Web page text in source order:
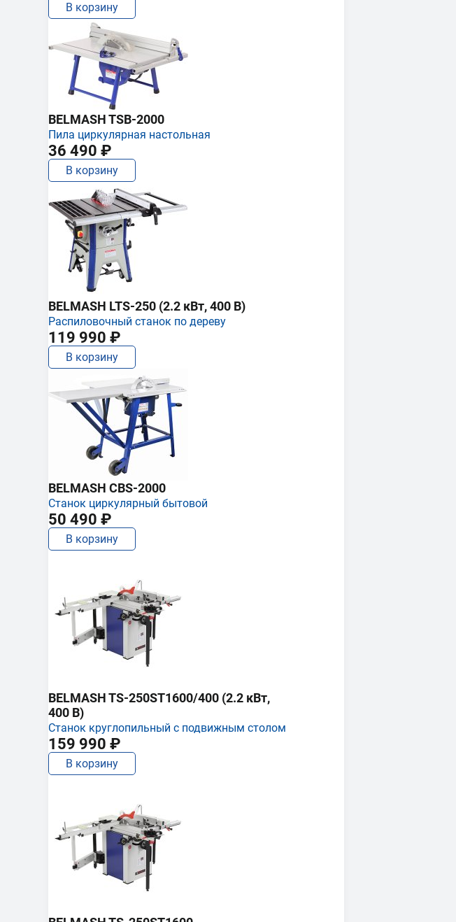
В корзину
BELMASH TSB-2000
Пила циркулярная настольная
36 490 ₽
В корзину
BELMASH LTS-250 (2.2 кВт, 400 В)
Распиловочный станок по дереву
119 990 ₽
В корзину
BELMASH CBS-2000
Станок циркулярный бытовой
50 490 ₽
В корзину
BELMASH TS-250ST1600/400 (2.2 кВт,
400 В)
Станок круглопильный с подвижным столом
159 990 ₽
В корзину